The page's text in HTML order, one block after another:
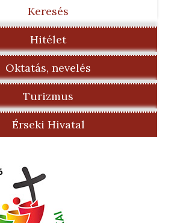
Keresés
Hitélet
Oktatás, nevelés
Turizmus
Érseki Hivatal